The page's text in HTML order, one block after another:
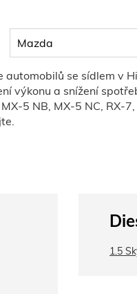
se sídlem v
výkonu a snížení
5 NB, MX-5 NC,
1.5